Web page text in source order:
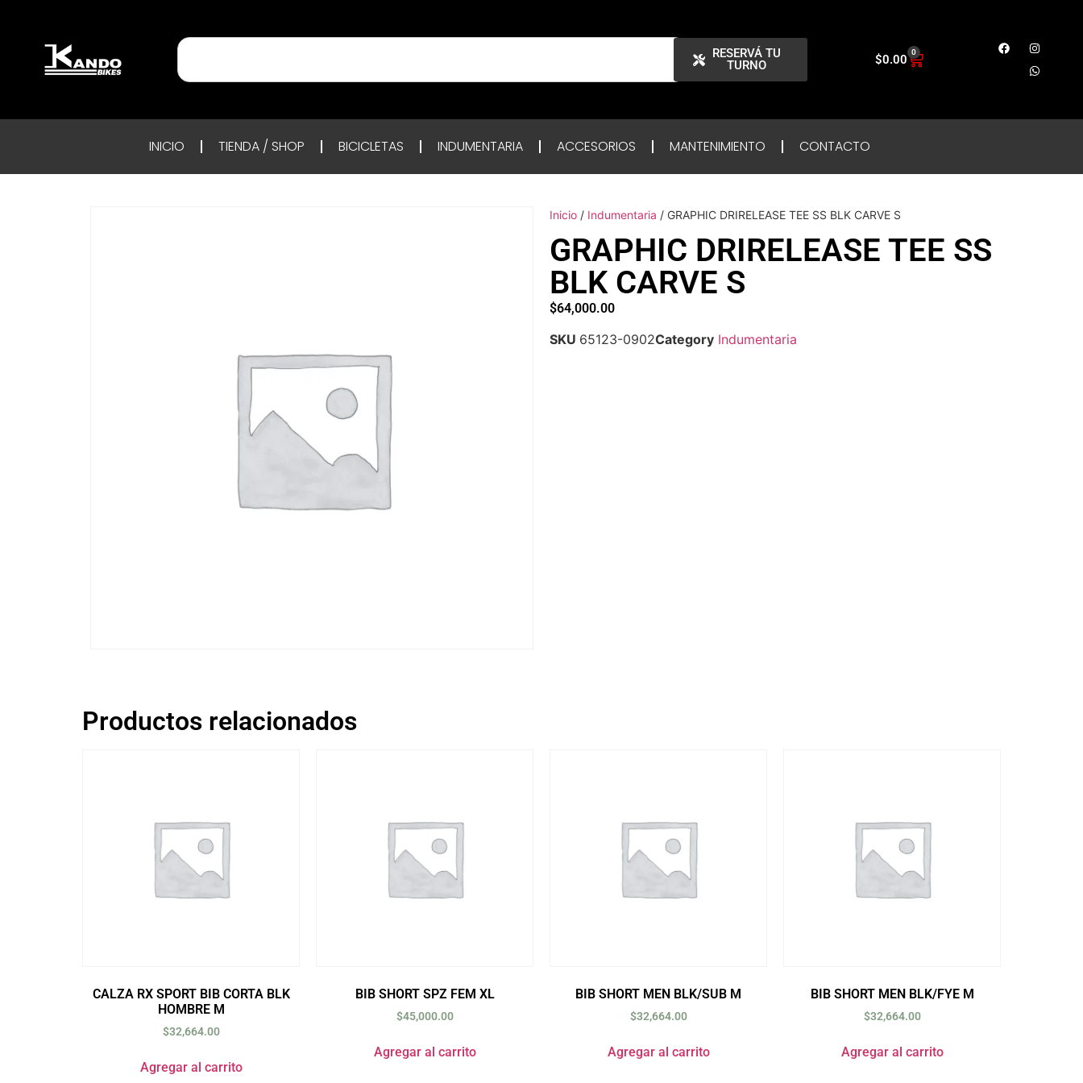
RESERVÁ TU
TURNO
$0.00 0
INICIO TIENDA / SHOP BICICLETAS INDUMENTARIA ACCESORIOS MANTENIMIENTO CONTACTO
Inicio / Indumentaria / GRAPHIC DRIRELEASE TEE SS BLK CARVE S
GRAPHIC DRIRELEASE TEE SS
BLK CARVE S
$64,000.00
SKU 65123-0902Category Indumentaria
Productos relacionados
CALZA RX SPORT BIB CORTA BLK
HOMBRE M
$32,664.00
Agregar al carrito
BIB SHORT SPZ FEM XL
$45,000.00
Agregar al carrito
BIB SHORT MEN BLK/SUB M
$32,664.00
Agregar al carrito
BIB SHORT MEN BLK/FYE M
$32,664.00
Agregar al carrito